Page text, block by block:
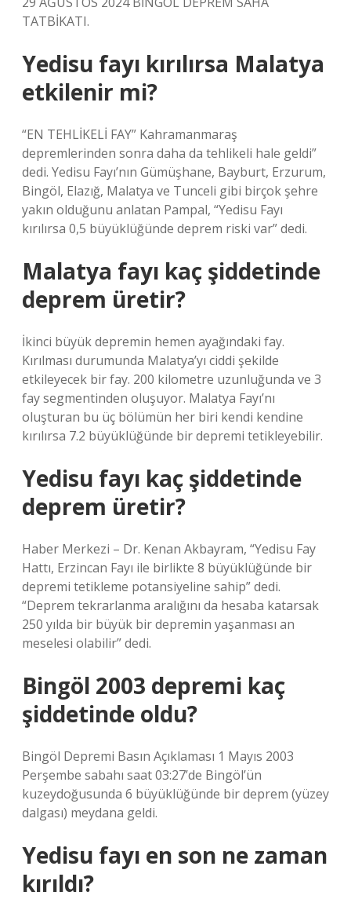
TATBİKATI.
Yedisu fayı kırılırsa Malatya
etkilenir mi?
“EN TEHLİKELİ FAY” Kahramanmaraş
depremlerinden sonra daha da tehlikeli hale geldi”
dedi. Yedisu Fayı’nın Gümüşhane, Bayburt, Erzurum,
Bingöl, Elazığ, Malatya ve Tunceli gibi birçok şehre
yakın olduğunu anlatan Pampal, “Yedisu Fayı
kırılırsa 0,5 büyüklüğünde deprem riski var” dedi.
Malatya fayı kaç şiddetinde
deprem üretir?
İkinci büyük depremin hemen ayağındaki fay.
Kırılması durumunda Malatya’yı ciddi şekilde
etkileyecek bir fay. 200 kilometre uzunluğunda ve 3
fay segmentinden oluşuyor. Malatya Fayı’nı
oluşturan bu üç bölümün her biri kendi kendine
kırılırsa 7.2 büyüklüğünde bir depremi tetikleyebilir.
Yedisu fayı kaç şiddetinde
deprem üretir?
Haber Merkezi – Dr. Kenan Akbayram, “Yedisu Fay
Hattı, Erzincan Fayı ile birlikte 8 büyüklüğünde bir
depremi tetikleme potansiyeline sahip” dedi.
“Deprem tekrarlanma aralığını da hesaba katarsak
250 yılda bir büyük bir depremin yaşanması an
meselesi olabilir” dedi.
Bingöl 2003 depremi kaç
şiddetinde oldu?
Bingöl Depremi Basın Açıklaması 1 Mayıs 2003
Perşembe sabahı saat 03:27’de Bingöl’ün
kuzeydoğusunda 6 büyüklüğünde bir deprem (yüzey
dalgası) meydana geldi.
Yedisu fayı en son ne zaman
kırıldı?